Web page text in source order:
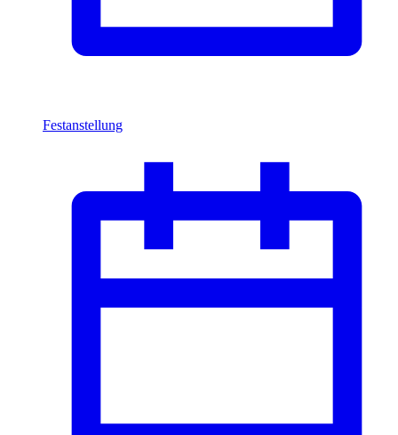
Festanstellung